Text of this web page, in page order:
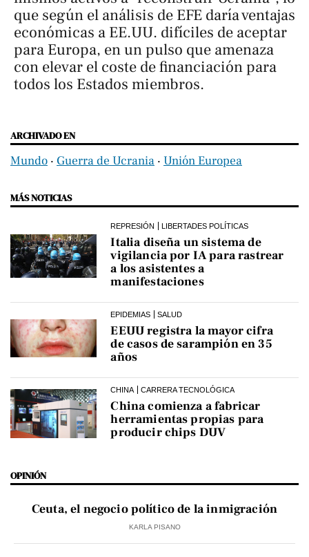
que según el análisis de EFE daría ventajas
económicas a EE.UU. difíciles de aceptar
para Europa, en un pulso que amenaza
con elevar el coste de financiación para
todos los Estados miembros.
ARCHIVADO EN
Mundo ‧ Guerra de Ucrania ‧ Unión Europea
MÁS NOTICIAS
REPRESIÓN LIBERTADES POLÍTICAS
Italia diseña un sistema de
vigilancia por IA para rastrear
a los asistentes a
manifestaciones
EPIDEMIAS SALUD
EEUU registra la mayor cifra
de casos de sarampión en 35
años
CHINA CARRERA TECNOLÓGICA
China comienza a fabricar
herramientas propias para
producir chips DUV
OPINIÓN
Ceuta, el negocio político de la inmigración
KARLA PISANO